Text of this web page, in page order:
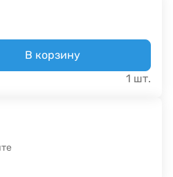
В корзину
1 шт.